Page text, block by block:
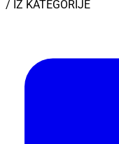
/ IZ KATEGORIJE